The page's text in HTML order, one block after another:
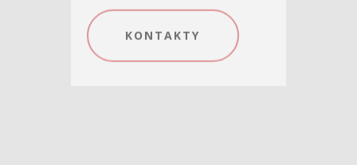
záležitostí
Právní podpora v oblasti